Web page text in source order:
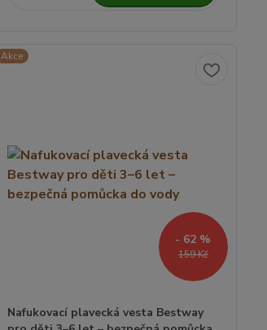
Akce
159 Kč
- 62 %
Nafukovací plavecká vesta Bestway